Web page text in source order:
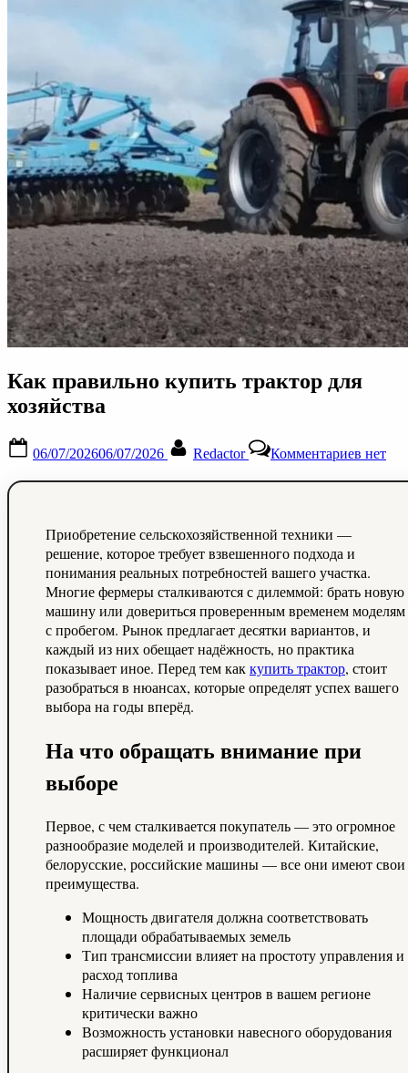
Как правильно купить трактор для
хозяйства
on
06/07/202606/07/2026 Redactor Комментариевзаписи
нет
Приобретение сельскохозяйственной техники —
решение, которое требует взвешенного подхода и
понимания реальных потребностей вашего участка.
Многие фермеры сталкиваются с дилеммой: брать новую
машину или довериться проверенным временем моделям
с пробегом. Рынок предлагает десятки вариантов, и
каждый из них обещает надёжность, но практика
показывает иное. Перед тем каккупить трактор, стоит
разобраться в нюансах, которые определят успех вашего
выбора на годы вперёд.
На что обращать внимание при
выборе
Первое, с чем сталкивается покупатель — это огромное
разнообразие моделей и производителей. Китайские,
белорусские, российские машины — все они имеют свои
преимущества.
Мощность двигателя должна соответствовать
площади обрабатываемых земель
Тип трансмиссии влияет на простоту управления и
расход топлива
Наличие сервисных центров в вашем регионе
критически важно
Возможность установки навесного оборудования
расширяет функционал